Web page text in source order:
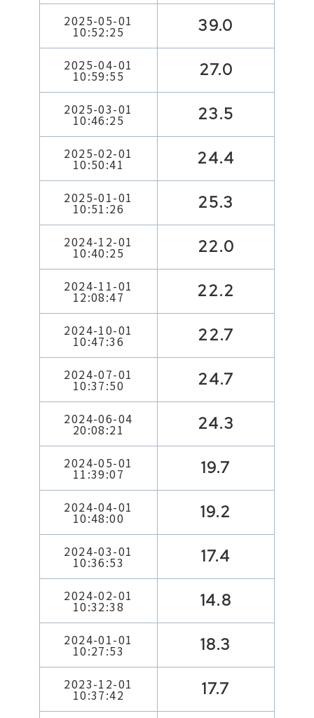
2025-05-01
10:52:25 39.0
2025-04-01
10:59:55 27.0
2025-03-01
10:46:25 23.5
2025-02-01
10:50:41 24.4
2025-01-01
10:51:26 25.3
2024-12-01
10:40:25 22.0
2024-11-01
12:08:47 22.2
2024-10-01
10:47:36 22.7
2024-07-01
10:37:50 24.7
2024-06-04
20:08:21 24.3
2024-05-01
11:39:07 19.7
2024-04-01
10:48:00 19.2
2024-03-01
10:36:53 17.4
2024-02-01
10:32:38 14.8
2024-01-01
10:27:53 18.3
2023-12-01
10:37:42 17.7